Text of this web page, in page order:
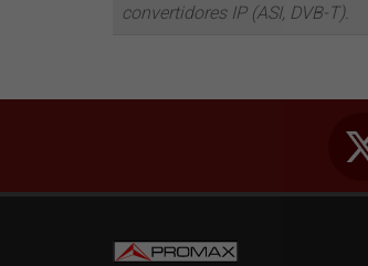
convertidores IP (ASI, DVB-T).